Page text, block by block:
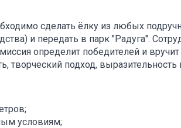
сделать ёлку из любых
и передать в парк "Радуга".
определит победителей и
творческий подход,
условиям;